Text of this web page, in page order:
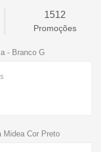
1512
Promoções
- Branco G
Midea Cor Preto